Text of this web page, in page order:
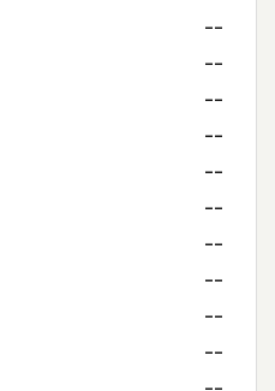
--
--
--
--
--
--
--
--
--
--